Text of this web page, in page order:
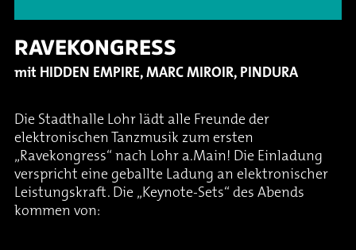
Buchungsanfrage
RAVEKONGRESS
mit HIDDEN EMPIRE, MARC MIROIR, PINDURA
Die Stadthalle Lohr lädt alle Freunde der
elektronischen Tanzmusik zum ersten
„Ravekongress“ nach Lohr a.Main! Die Einladung
verspricht eine geballte Ladung an elektronischer
Leistungskraft. Die „Keynote-Sets“ des Abends
kommen von: